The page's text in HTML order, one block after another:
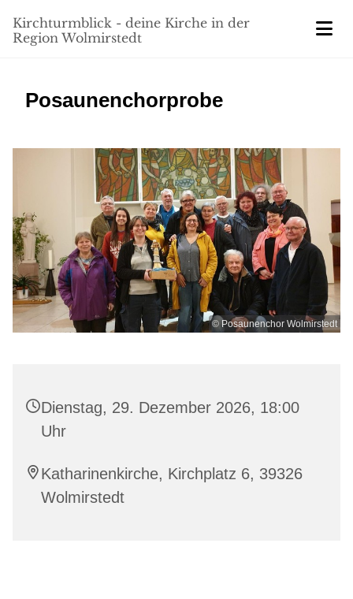
Kirchturmblick - deine Kirche in der
Region Wolmirstedt
Posaunenchorprobe
© Posaunenchor Wolmirstedt
Dienstag, 29. Dezember 2026, 18:00
Uhr
Katharinenkirche, Kirchplatz 6, 39326
Wolmirstedt